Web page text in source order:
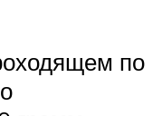
по